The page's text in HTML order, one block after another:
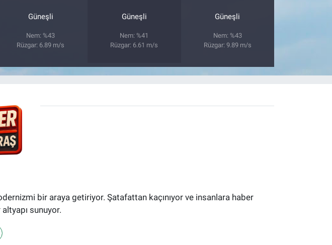
Güneşli
Nem: %43
Rüzgar: 6.89 m/s
Güneşli
Nem: %41
Rüzgar: 6.61 m/s
Güneşli
Nem: %43
Rüzgar: 9.89 m/s
bir araya getiriyor. Şatafattan kaçınıyor ve insanlara haber
sunuyor.